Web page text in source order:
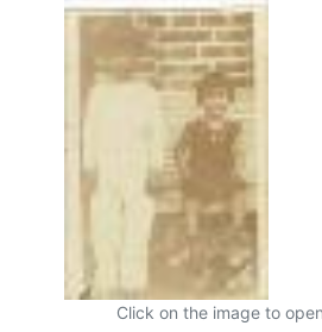
Click on the image to